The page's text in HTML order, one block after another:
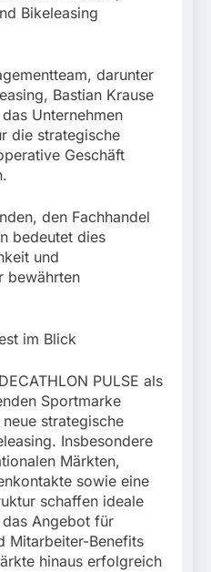
Bikeleasing
darunter
Bastian Krause
Unternehmen
die strategische
Geschäft
den Fachhandel
bedeutet dies
und
bewährten
im Blick
PULSE als
Sportmarke
strategische
Insbesondere
Märkten,
sowie eine
schaffen ideale
Angebot für
Mitarbeiter-Benefits
hinaus erfolgreich